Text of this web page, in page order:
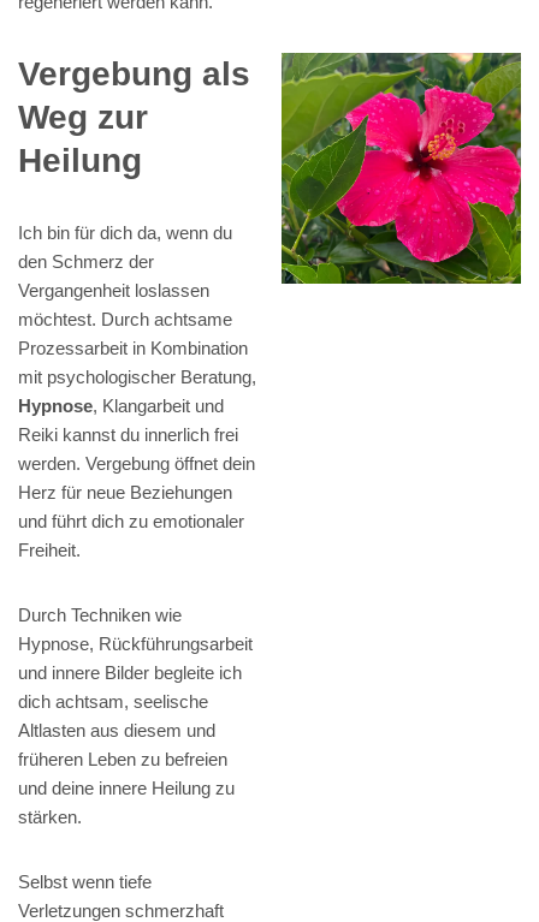
Vergebung als
Weg zur
Heilung
Ich bin für dich da, wenn du
den Schmerz der
Vergangenheit loslassen
möchtest. Durch achtsame
Prozessarbeit in Kombination
mit psychologischer Beratung,
Hypnose, Klangarbeit und
Reiki kannst du innerlich frei
werden. Vergebung öffnet dein
Herz für neue Beziehungen
und führt dich zu emotionaler
Freiheit.
Durch Techniken wie
Hypnose, Rückführungsarbeit
und innere Bilder begleite ich
dich achtsam, seelische
Altlasten aus diesem und
früheren Leben zu befreien
und deine innere Heilung zu
stärken.
Selbst wenn tiefe
Verletzungen schmerzhaft